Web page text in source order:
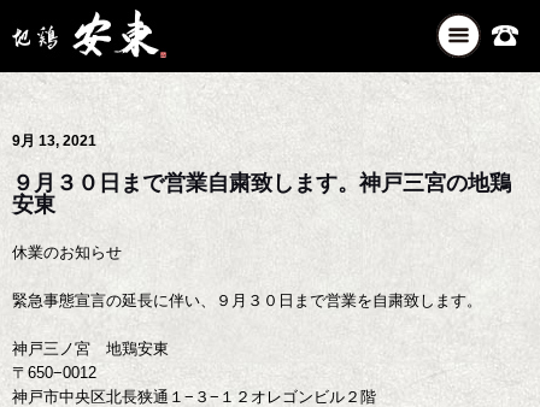
ナ
ビ
ゲ
シ
ョ
ン
替
9月 13, 2021
９月３０日まで営業自粛致します。神戸三宮の地鶏
安東
休業のお知らせ
緊急事態宣言の延長に伴い、９月３０日まで営業を自粛致します。
神戸三ノ宮 地鶏安東
〒650−0012
神戸市中央区北長狭通１−３−１２オレゴンビル２階